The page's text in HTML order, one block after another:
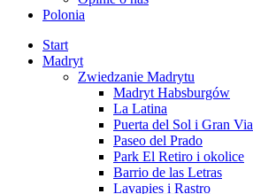
Polonia
Start
Madryt
Zwiedzanie Madrytu
Madryt Habsburgów
La Latina
Puerta del Sol i Gran Via
Paseo del Prado
Park El Retiro i okolice
Barrio de las Letras
Lavapies i Rastro